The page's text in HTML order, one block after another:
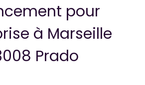
pour
à Marseille
Prado